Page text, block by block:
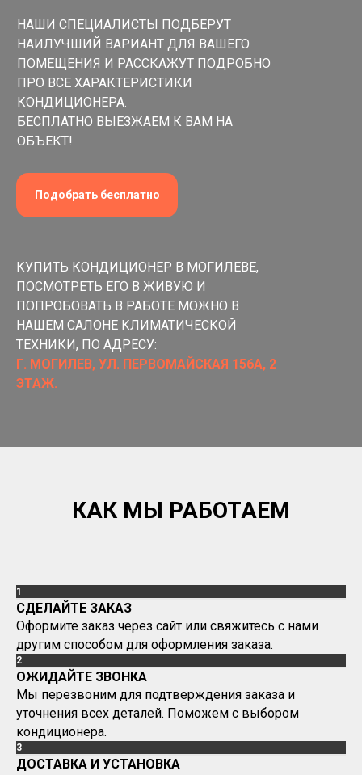
НАШИ СПЕЦИАЛИСТЫ ПОДБЕРУТ
НАИЛУЧШИЙ ВАРИАНТ ДЛЯ ВАШЕГО
ПОМЕЩЕНИЯ И РАССКАЖУТ ПОДРОБНО
ПРО ВСЕ ХАРАКТЕРИСТИКИ
КОНДИЦИОНЕРА.
БЕСПЛАТНО ВЫЕЗЖАЕМ К ВАМ НА
ОБЪЕКТ!
Подобрать бесплатно
КУПИТЬ КОНДИЦИОНЕР В МОГИЛЕВЕ,
ПОСМОТРЕТЬ ЕГО В ЖИВУЮ И
ПОПРОБОВАТЬ В РАБОТЕ МОЖНО В
НАШЕМ САЛОНЕ КЛИМАТИЧЕСКОЙ
ТЕХНИКИ, ПО АДРЕСУ:
Г. МОГИЛЕВ, УЛ. ПЕРВОМАЙСКАЯ 156А, 2
ЭТАЖ.
КАК МЫ РАБОТАЕМ
1
СДЕЛАЙТЕ ЗАКАЗ
Оформите заказ через сайт или свяжитесь с нами
другим способом для оформления заказа.
2
ОЖИДАЙТЕ ЗВОНКА
Мы перезвоним для подтверждения заказа и
уточнения всех деталей. Поможем с выбором
кондиционера.
3
ДОСТАВКА И УСТАНОВКА